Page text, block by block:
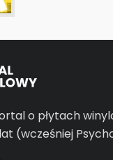
o płytach
(wcześniej